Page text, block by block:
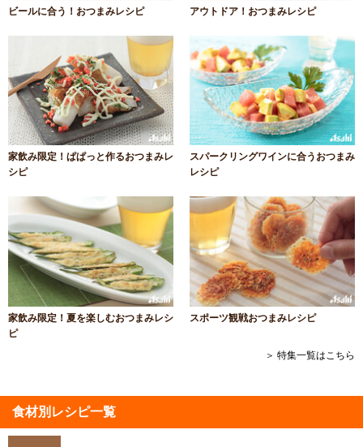
ビールに合う！おつまみレシピ アウトドア！おつまみレシピ
家飲み限定！ぱぱっと作るおつまみレ
シピ
スパークリングワインに合うおつまみ
レシピ
家飲み限定！夏を楽しむおつまみレシ
ピ
スポーツ観戦おつまみレシピ
＞ 特集一覧はこちら
食材別レシピ一覧